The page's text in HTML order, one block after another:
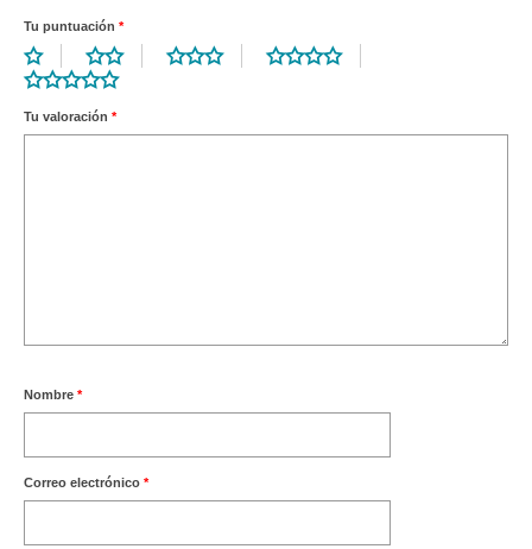
Tu puntuación *
Tu valoración *
Nombre *
Correo electrónico *